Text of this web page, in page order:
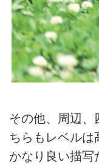
その他、周辺、
ちらもレベルは
かなり良い描写